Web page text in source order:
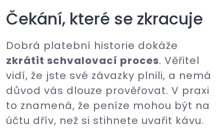
Čekání, které se zkracuje
Dobrá platební historie dokáže
zkrátit schvalovací proces. Věřitel
vidí, že jste své závazky plnili, a nemá
důvod vás dlouze prověřovat. V praxi
to znamená, že peníze mohou být na
účtu dřív, než si stihnete uvařit kávu.